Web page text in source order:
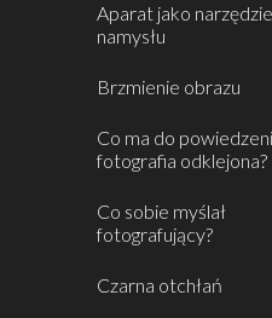
Aparat jako narzędzie
namysłu
Brzmienie obrazu
Co ma do
fotografia odklejona?
Co sobie myślał
fotografujący?
Czarna otchłań